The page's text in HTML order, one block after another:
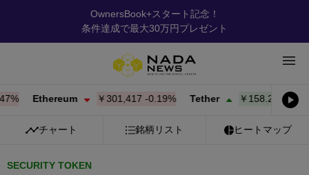
OwnersBook+スタート記念！
条件達成で最大30万円プレゼント
Ethereum ￥301,417-0.19% Tether ￥158.23+0.02%
チャート 銘柄リスト ヒートマップ
SECURITY TOKEN